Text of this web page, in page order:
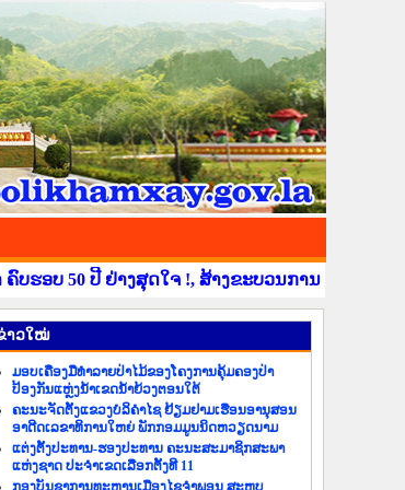
50 ປີ ຢ່າງສຸດໃຈ !, ສ້າງຂະບວນການຂໍ່ານັບຮັບຕ້ອນ ວັ
າວ​ໃໝ່
ມອບເຄື່ອງມືທຳລາຍປ່າໄມ້ຂອງໂຄງການຄຸ້ມຄອງປ່າ
ປ້ອງກັນແຫຼ່ງນ້ຳເຂດນ້ຳຍ້ວງຕອນໃຕ້
ຄະນະຈັດຕັ້ງແຂວງບໍລິຄຳໄຊ ຢ້ຽມຢາມເຮືອນອານຸສອນ
ອາດີດເລຂາທິການໃຫຍ່ ພັກກອມມູນນິດຫວຽດນາມ
ແຕ່ງຕັ້ງປະທານ-ຮອງປະທານ ຄະນະສະມາຊິກສະພາ
ແຫ່ງຊາດ ປະຈຳເຂດເລືອກຕັ້ງທີ 11
ກອງບັນຊາການທະຫານເມືອງໄຊຈຳພອນ ສະຫຼຸບ